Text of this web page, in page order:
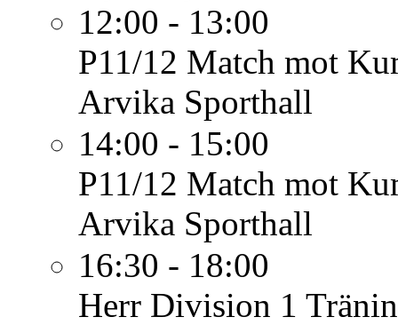
12:00 - 13:00
P11/12 Match mot
Arvika Sporthall
14:00 - 15:00
P11/12 Match mot
Arvika Sporthall
16:30 - 18:00
Herr Division 1